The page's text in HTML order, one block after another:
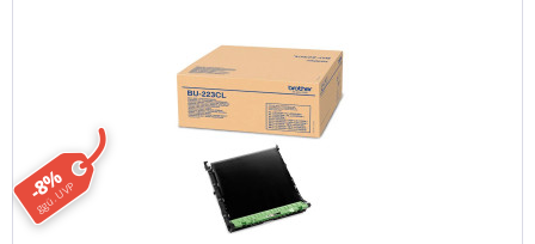
-8%
ggü. UVP